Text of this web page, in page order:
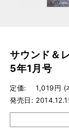
サウンド＆
5年1月号
定価
1,019円 (
発売日